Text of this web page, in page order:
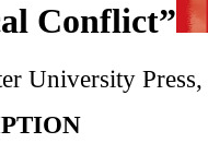
Conflict”
University